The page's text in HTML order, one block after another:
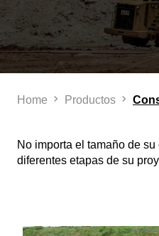
Home Productos
No importa el tamaño de
diferentes etapas de su